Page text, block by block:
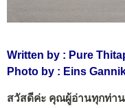
Written by : Pure
Photo by : Eins
สวัสดีค่ะ คุณผู้อ่านทุกท่า